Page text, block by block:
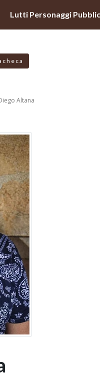
Lutti Personaggi
Altana
acconsenti all'uso dei